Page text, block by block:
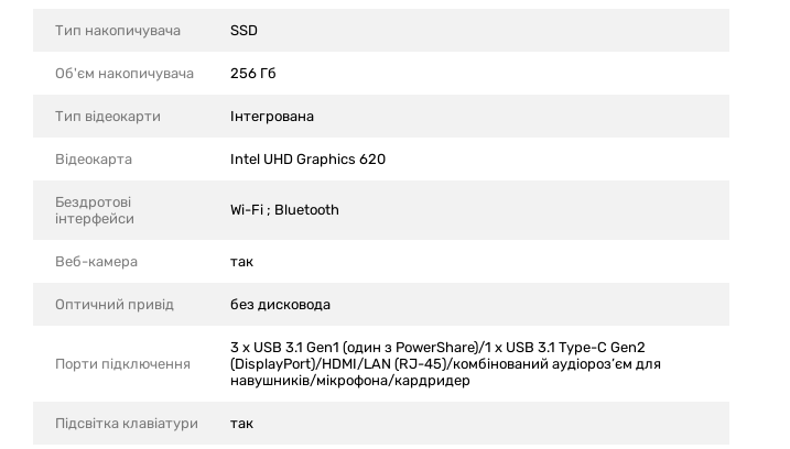
Тип накопичувача SSD
Об'єм накопичувача 256 Гб
Тип відеокарти Інтегрована
Відеокарта Intel UHD Graphics 620
Бездротові
інтерфейси
Wi-Fi ; Bluetooth
Веб-камера так
Оптичний привід без дисковода
Порти підключення
3 x USB 3.1 Gen1 (один з PowerShare)/1 x USB 3.1 Type-C Gen2
(DisplayPort)/HDMI/LAN (RJ-45)/комбінований аудіороз’єм для
навушників/мікрофона/кардридер
Підсвітка клавіатури так